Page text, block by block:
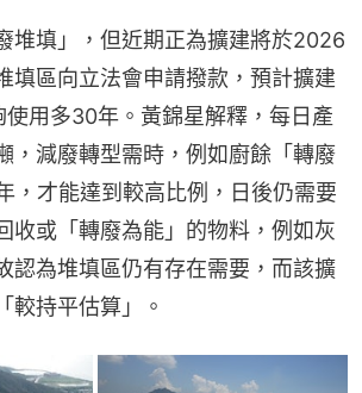
堆填」，但近期正為擴建將於2026
填區向立法會申請撥款，預計擴建
使用多30年。黃錦星解釋，每日產
，減廢轉型需時，例如廚餘「轉廢
，才能達到較高比例，日後仍需要
收或「轉廢為能」的物料，例如灰
認為堆填區仍有存在需要，而該擴
較持平估算」。